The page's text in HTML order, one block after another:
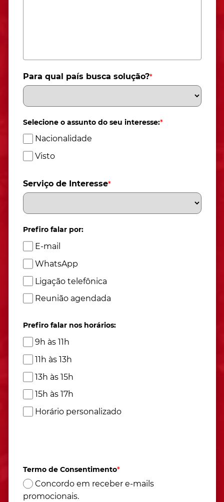
Para qual país busca solução?*
Selecione o assunto do seu interesse:*
Nacionalidade
Visto
Serviço de Interesse*
Prefiro falar por:
E-mail
WhatsApp
Ligação telefônica
Reunião agendada
Prefiro falar nos horários:
9h às 11h
11h às 13h
13h às 15h
15h às 17h
Horário personalizado
Termo de Consentimento*
Concordo em receber e-mails
promocionais.